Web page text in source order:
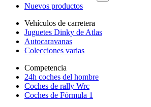
Nuevos productos
Vehículos de carretera
Juguetes Dinky de Atlas
Autocaravanas
Colecciones varias
Competencia
24h coches del hombre
Coches de rally Wrc
Coches de Fórmula 1